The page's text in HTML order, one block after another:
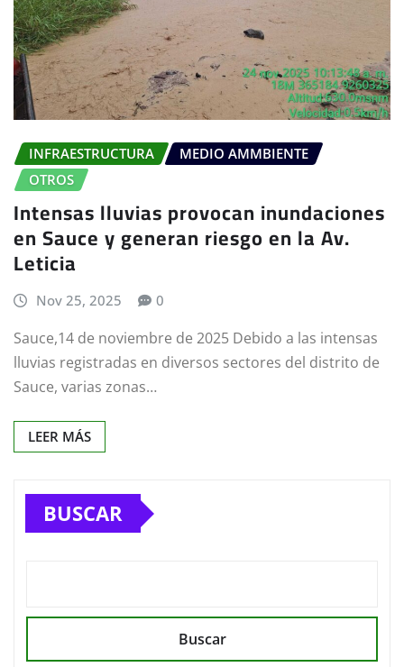
INFRAESTRUCTURA
MEDIO AMMBIENTE
OTROS
Intensas lluvias provocan inundaciones
en Sauce y generan riesgo en la Av.
Leticia
Nov 25, 2025 0
Sauce,14 de noviembre de 2025 Debido a las intensas
lluvias registradas en diversos sectores del distrito de
Sauce, varias zonas…
LEER MÁS
BUSCAR
Buscar